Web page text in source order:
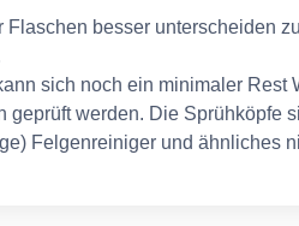
Flaschen besser unterscheiden
sich noch ein minimaler
geprüft werden. Die Sprühköpfe
Felgenreiniger und ähnliches